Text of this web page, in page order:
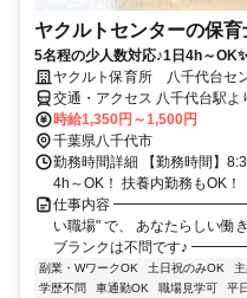
ヤクルトセンターの保
5名程の少人数対応♪1日4h～
ヤクルト保育所 八千代台セ
交通・アクセス 八千代台駅よ
時給1,350円～1,500円
千葉県八千代市
勤務時間詳細 【勤務時間】
4h～OK！ 扶養内勤務もOK！
仕事内容
い職場" で、 あなたらしい働
ブランクは不問です♪
副業・WワークOK 土日祝のみOK
学歴不問
車通勤OK 職場見学可 平